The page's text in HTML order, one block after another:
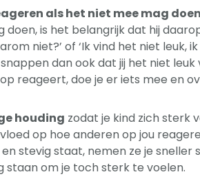
als het niet mee mag doen
doen, is het belangrijk dat hij
niet?’ of ‘Ik vind het niet leuk,
dan ook dat jij het niet
op reageert, doe je er iets mee en
houding zodat je kind zich sterk
op hoe anderen op jou
stevig staat, nemen ze je sneller
staan om je toch sterk te voelen.